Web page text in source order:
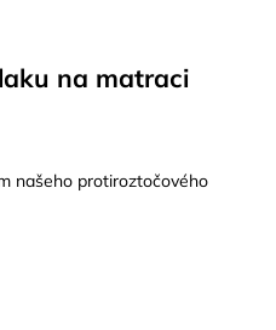
na matraci
našeho protiroztočového